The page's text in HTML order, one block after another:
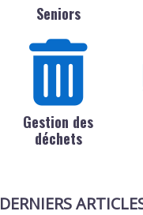
Seniors
Gestion des
déchets
DERNIERS